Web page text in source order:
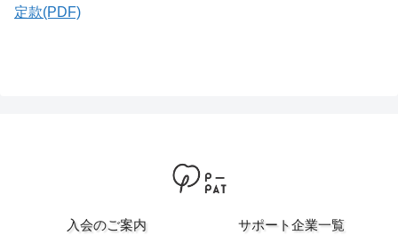
定款(PDF)
入会のご案内 サポート企業一覧